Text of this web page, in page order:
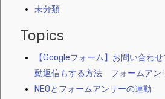
未分類
Topics
【Googleフォーム】お問い合わ
動返信もする方法 フォームアン
NEOとフォームアンサーの連動